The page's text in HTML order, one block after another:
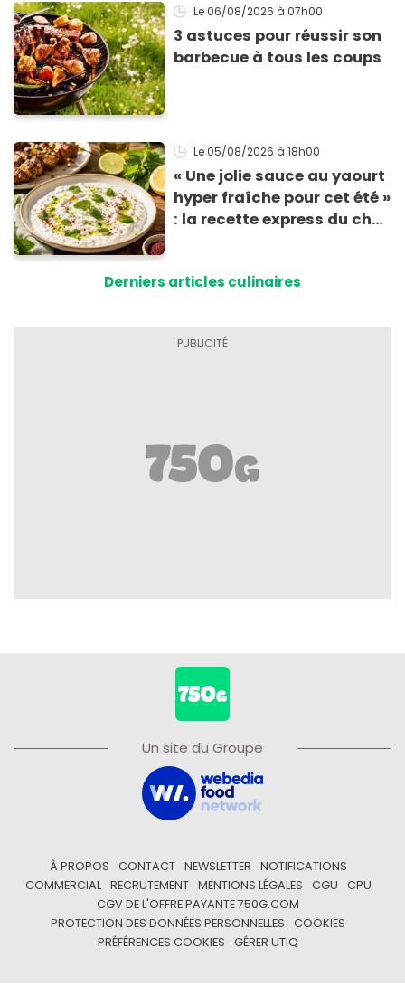
Le 06/08/2026 à 07h00
3 astuces pour réussir son
barbecue à tous les coups
Le 05/08/2026 à 18h00
« Une jolie sauce au yaourt
hyper fraîche pour cet été »
: la recette express du chef
grillades
Derniers articles culinaires
Un site du Groupe
À PROPOS CONTACT NEWSLETTER
NOTIFICATIONS
COMMERCIAL
RECRUTEMENT MENTIONS LÉGALES CGU
CPU
CGV DE L'OFFRE PAYANTE 750G.COM
PROTECTION DES DONNÉES PERSONNELLES
COOKIES
PRÉFÉRENCES COOKIES
GÉRER UTIQ